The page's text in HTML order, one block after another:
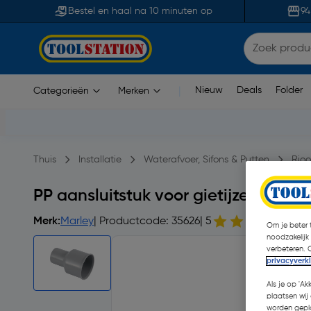
Bestel en haal na 10 minuten op
Categorieën Merken Nieuw Deals Folder
Thuis Installatie Waterafvoer, Sifons & Putten
PP aansluitstuk voor gietijzeren
Merk:Marley | Productcode: 35626 | 5 1
Om je beter
verbeteren.
Als je op
plaatsen wij
worden